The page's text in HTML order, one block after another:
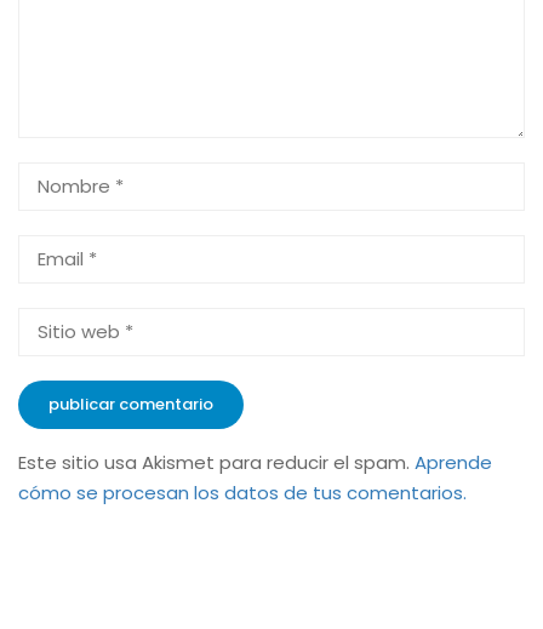
Este sitio usa Akismet para reducir el spam. Aprende
cómo se procesan los datos de tus comentarios.